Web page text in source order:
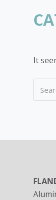
It